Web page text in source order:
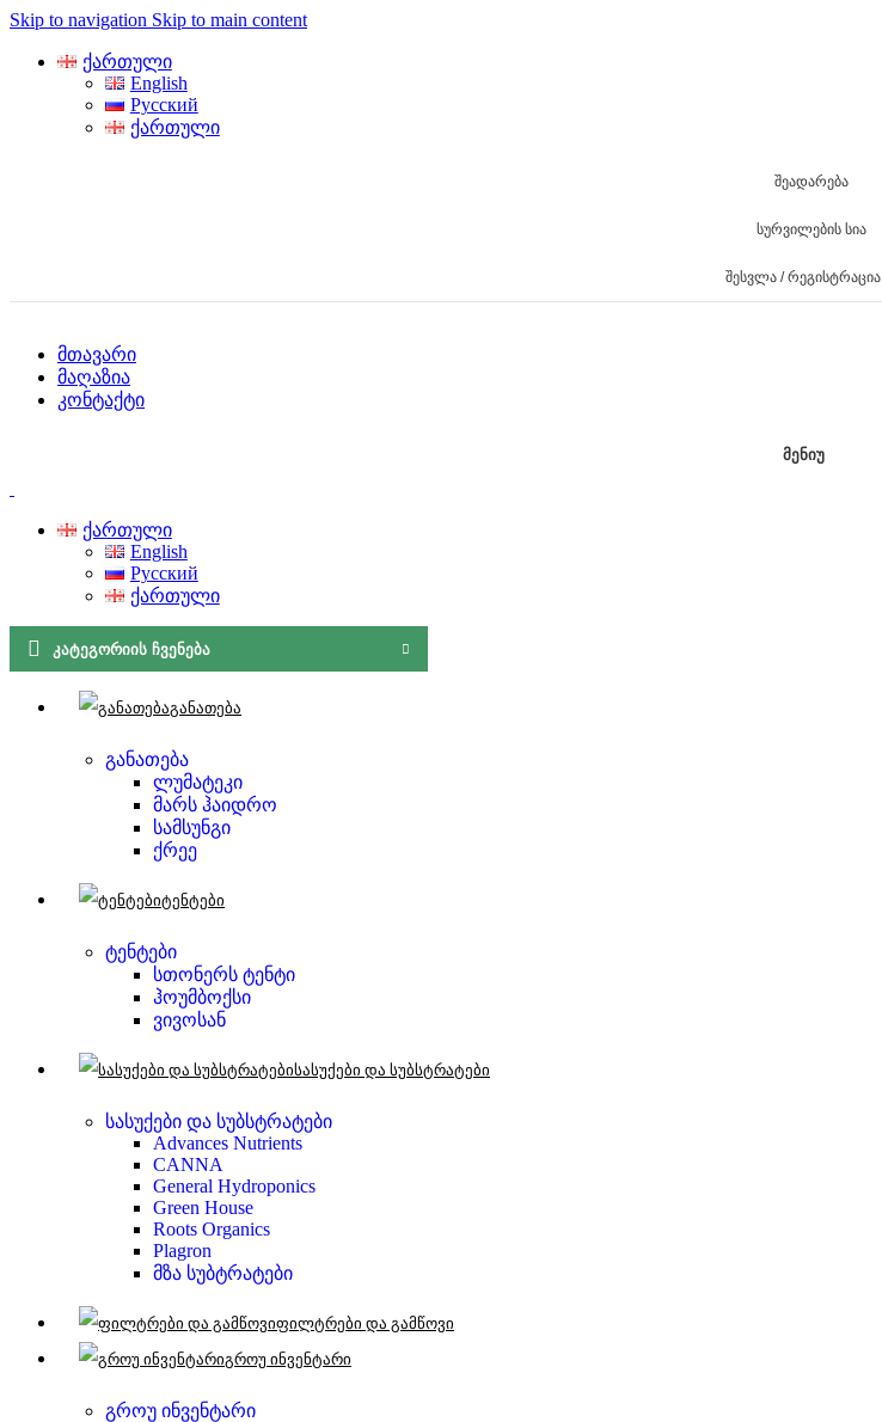
Skip to navigation Skip to main content
ქართული
English
Русский
ქართული
ᲨᲔᲐᲓᲐᲠᲔᲑᲐ
ᲡᲣᲠᲕᲘᲚᲔᲑᲘᲡ ᲡᲘᲐ
ᲨᲔᲡᲕᲚᲐ / ᲠᲔᲒᲘᲡᲢᲠᲐᲪᲘᲐ
მთავარი
მაღაზია
კონტაქტი
ᲛᲔᲜᲘᲣ
ქართული
English
Русский
ქართული
ᲙᲐᲢᲔᲒᲝᲠᲘᲘᲡ ᲩᲕᲔᲜᲔᲑᲐ
განათება
განათება
ლუმატეკი
მარს ჰაიდრო
სამსუნგი
ქრეე
ტენტები
ტენტები
სთონერს ტენტი
ჰოუმბოქსი
ვივოსან
სასუქები და სუბსტრატები
სასუქები და სუბსტრატები
Advances Nutrients
CANNA
General Hydroponics
Green House
Roots Organics
Plagron
მზა სუბტრატები
ფილტრები და გამწოვი
გროუ ინვენტარი
გროუ ინვენტარი